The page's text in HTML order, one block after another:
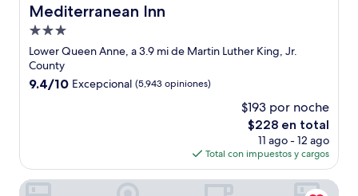
Mediterranean Inn
Mediterranean Inn
Propiedad
de
3.0
estrellas
Lower Queen Anne, a 3.9 mi de Martin Luther King, Jr.
County
9.4
9.4/10 Excepcional (5,943 opiniones)
$193 por noche
El
precio
actual
es
de
$228 en total
11 ago - 12 ago
Total con impuestos y cargos
Palihotel Seattle